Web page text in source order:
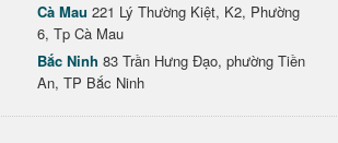
Cà Mau 221 Lý Thường Kiệt, K2, Phường
6, Tp Cà Mau
Bắc Ninh 83 Trần Hưng Đạo, phường Tiền
An, TP Bắc Ninh